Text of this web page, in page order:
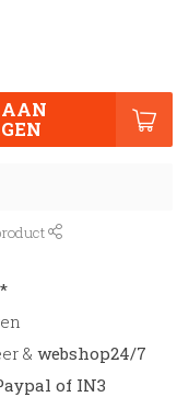
AAN
& webshop24/7
of IN3